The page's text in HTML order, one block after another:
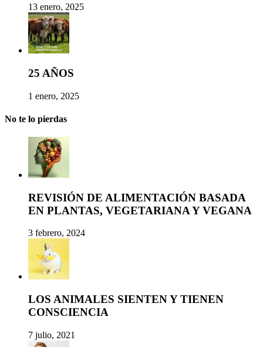
13 enero, 2025
25 AÑOS
1 enero, 2025
No te lo pierdas
REVISIÓN DE ALIMENTACIÓN BASADA
EN PLANTAS, VEGETARIANA Y VEGANA
3 febrero, 2024
LOS ANIMALES SIENTEN Y TIENEN
CONSCIENCIA
7 julio, 2021